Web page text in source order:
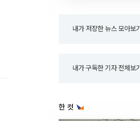
내가 저장한 뉴스 모아보기
내가 구독한 기자 전체보기
한 컷